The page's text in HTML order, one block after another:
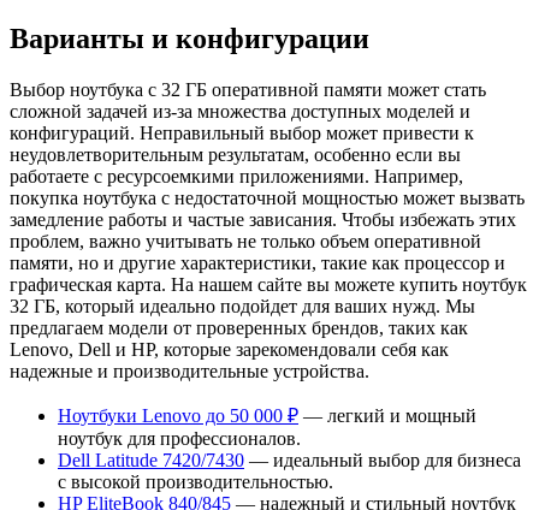
Варианты и конфигурации
Выбор ноутбука с 32 ГБ оперативной памяти может стать
сложной задачей из-за множества доступных моделей и
конфигураций. Неправильный выбор может привести к
неудовлетворительным результатам, особенно если вы
работаете с ресурсоемкими приложениями. Например,
покупка ноутбука с недостаточной мощностью может вызвать
замедление работы и частые зависания. Чтобы избежать этих
проблем, важно учитывать не только объем оперативной
памяти, но и другие характеристики, такие как процессор и
графическая карта. На нашем сайте вы можете купить ноутбук
32 ГБ, который идеально подойдет для ваших нужд. Мы
предлагаем модели от проверенных брендов, таких как
Lenovo, Dell и HP, которые зарекомендовали себя как
надежные и производительные устройства.
Ноутбуки Lenovo до 50 000 ₽ — легкий и мощный
ноутбук для профессионалов.
Dell Latitude 7420/7430 — идеальный выбор для бизнеса
с высокой производительностью.
HP EliteBook 840/845 — надежный и стильный ноутбук